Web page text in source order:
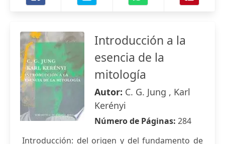
Introducción a la
esencia de la
mitología
Autor: C. G. Jung , Karl
Kerényi
Número de Páginas: 284
Introducción: del origen y del fundamento de